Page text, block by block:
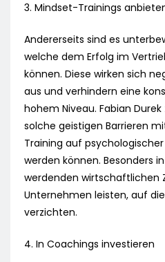
3. Mindset-Trainings
Andererseits sind es
welche dem Erfolg im
können. Diese wirken sich
aus und verhindern eine
hohem Niveau. Fabian
solche geistigen Barrieren
Training auf
werden können. Besonders
werdenden wirtschaftlichen
Unternehmen leisten, auf
verzichten.
4. In Coachings investieren